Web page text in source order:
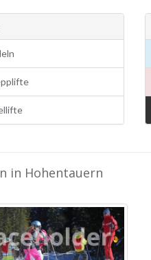
in Hohentauern